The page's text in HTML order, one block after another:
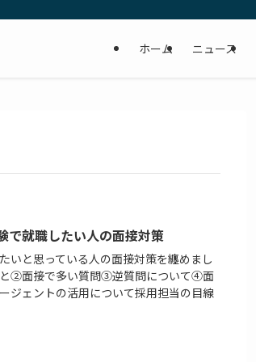
ホーム ニュース
で就職したい人の面接対策
いと思っている人の面接対策を纏めまし
②面接で多い質問③逆質問について④面
ジェントの活用について採用担当の目線